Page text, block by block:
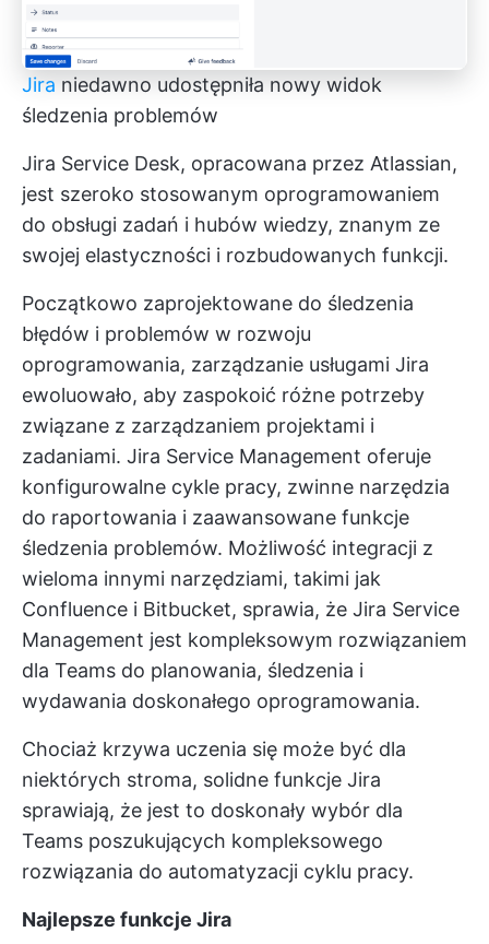
Jira niedawno udostępniła nowy widok
śledzenia problemów
Jira Service Desk, opracowana przez Atlassian,
jest szeroko stosowanym oprogramowaniem
do obsługi zadań i hubów wiedzy, znanym ze
swojej elastyczności i rozbudowanych funkcji.
Początkowo zaprojektowane do śledzenia
błędów i problemów w rozwoju
oprogramowania, zarządzanie usługami Jira
ewoluowało, aby zaspokoić różne potrzeby
związane z zarządzaniem projektami i
zadaniami. Jira Service Management oferuje
konfigurowalne cykle pracy, zwinne narzędzia
do raportowania i zaawansowane funkcje
śledzenia problemów. Możliwość integracji z
wieloma innymi narzędziami, takimi jak
Confluence i Bitbucket, sprawia, że Jira Service
Management jest kompleksowym rozwiązaniem
dla Teams do planowania, śledzenia i
wydawania doskonałego oprogramowania.
Chociaż krzywa uczenia się może być dla
niektórych stroma, solidne funkcje Jira
sprawiają, że jest to doskonały wybór dla
Teams poszukujących kompleksowego
rozwiązania do automatyzacji cyklu pracy.
Najlepsze funkcje Jira